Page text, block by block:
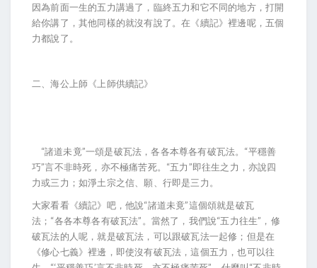
因為前面一生的五力講過了，臨終五力和它不同的地方，打開
給你講了，其他同樣的就沒有說了。在《續記》裡邊呢，五個
力都說了。
二、海公上師《上師供續記》
“諸道未竟”一頌是破瓦法，各各本尊各有破瓦法。“平穩善
巧”言不非時死，亦不極痛苦死。“五力”即往生之力，亦說四
力或三力；如淨土宗之信、願、行即是三力。
大家看看《續記》吧，他說“諸道未竟”這個頌就是破瓦
法；“各各本尊各有破瓦法”。當然了，我們說“五力往生”，修
破瓦法的人呢，就是破瓦法，可以跟破瓦法一起修；但是在
《修心七義》裡邊，即使沒有破瓦法，這個五力，也可以往